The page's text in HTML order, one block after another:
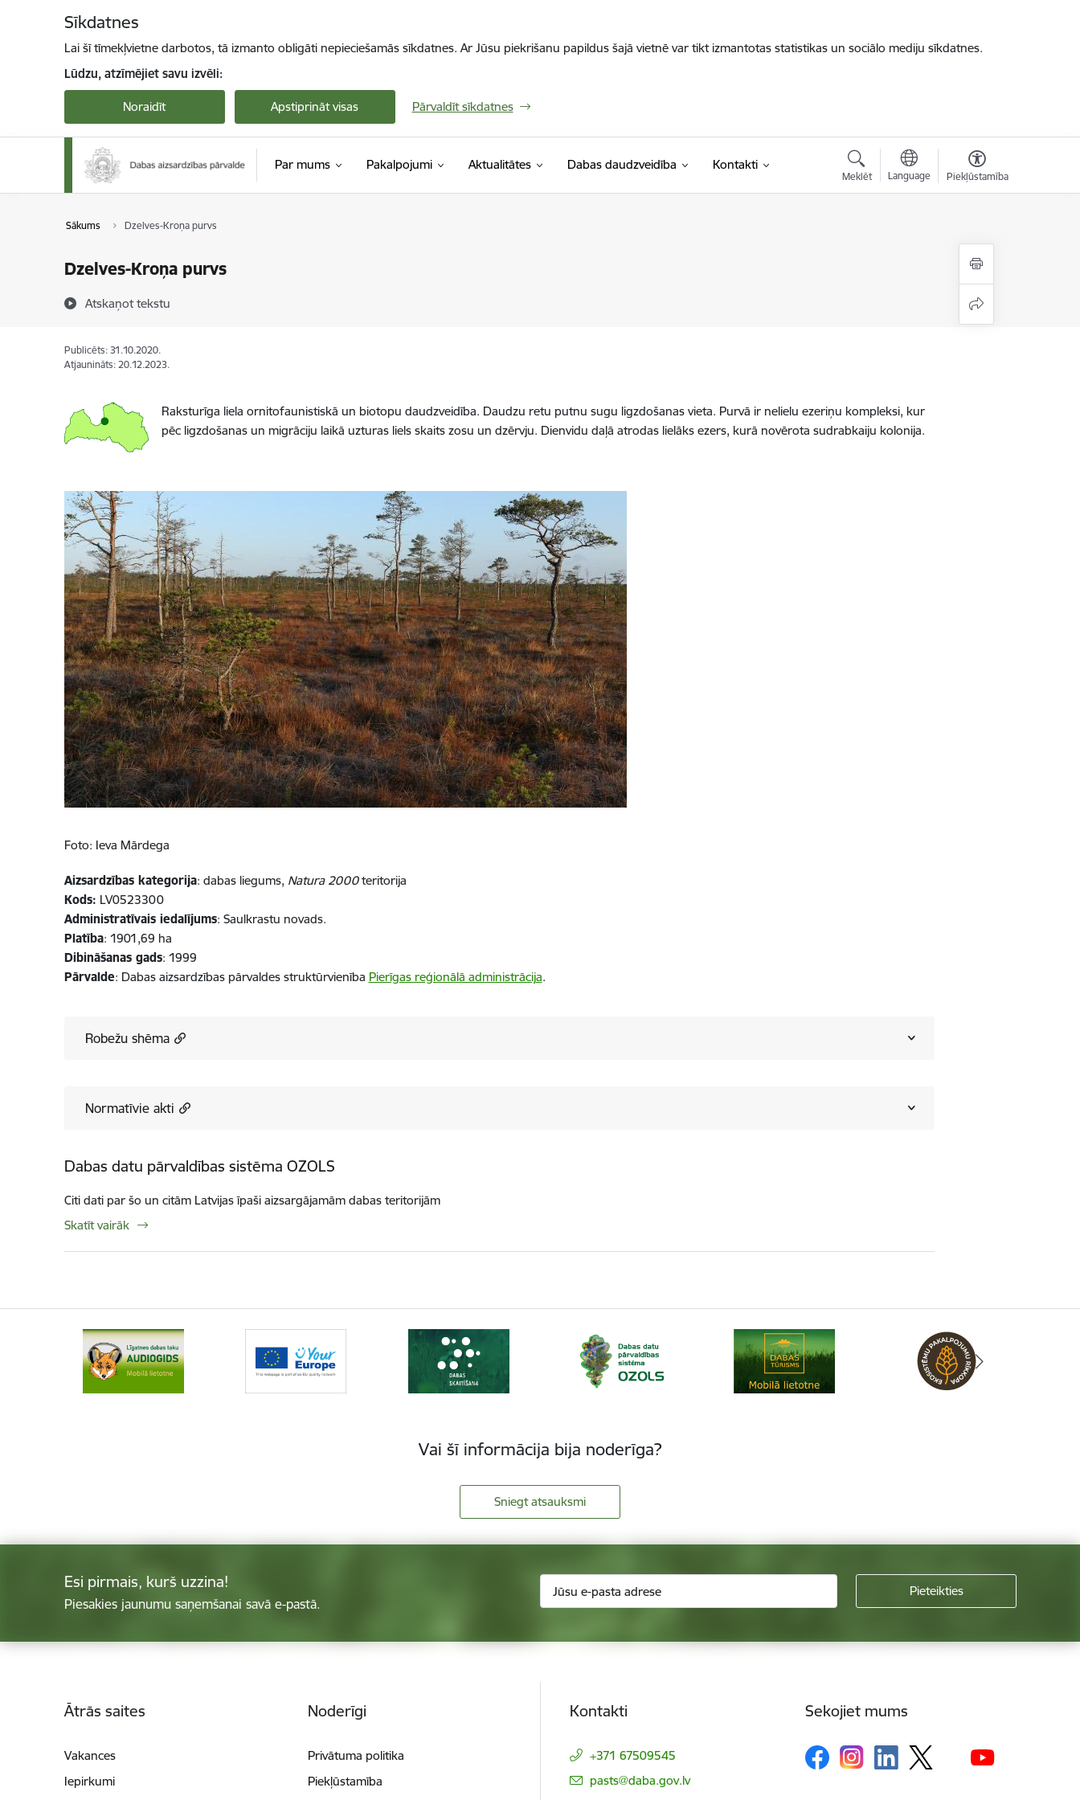
Sīkdatnes
Lai šī tīmekļvietne darbotos, tā izmanto obligāti nepieciešamās sīkdatnes. Ar Jūsu piekrišanu papildus šajā vietnē var tikt izmantotas statistikas un sociālo mediju sīkdatnes.
Lūdzu, atzīmējiet savu izvēli:
Noraidīt Apstiprināt visas Pārvaldīt sīkdatnes
Par mums Pakalpojumi Aktualitātes Dabas daudzveidība Kontakti
Meklēt Language Piekļūstamība
Sākums Dzelves-Kroņa purvs
Dzelves-Kroņa purvs
Atskaņot tekstu
Publicēts: 31.10.2020.
Atjaunināts: 20.12.2023.
Raksturīga liela ornitofaunistiskā un biotopu daudzveidība. Daudzu retu putnu sugu ligzdošanas vieta. Purvā ir nelielu ezeriņu kompleksi, kur
pēc ligzdošanas un migrāciju laikā uzturas liels skaits zosu un dzērvju. Dienvidu daļā atrodas lielāks ezers, kurā novērota sudrabkaiju kolonija.
Foto: Ieva Mārdega
Aizsardzības kategorija: dabas liegums, Natura 2000teritorija
Kods: LV0523300
Administratīvais iedalījums: Saulkrastu novads.
Platība: 1901,69 ha
Dibināšanas gads: 1999
Pārvalde: Dabas aizsardzības pārvaldes struktūrvienība Pierīgas reģionālā administrācija.
Robežu shēma
Normatīvie akti
Dabas datu pārvaldības sistēma OZOLS
Citi dati par šo un citām Latvijas īpaši aizsargājamām dabas teritorijām
Skatīt vairāk
Vai šī informācija bija noderīga?
Sniegt atsauksmi
Esi pirmais, kurš uzzina!
Piesakies jaunumu saņemšanai savā e-pastā.
Ātrās saites
Vakances
Iepirkumi
Noderīgi
Privātuma politika
Piekļūstamība
Kontakti
+371 67509545
E-pasts:
pasts@daba.gov.lv
Sekojiet mums